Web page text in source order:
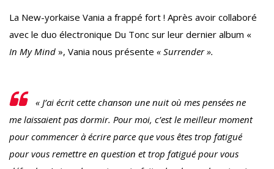
La New-yorkaise Vania a frappé fort ! Après avoir collaboré
avec le duo électronique Du Tonc sur leur dernier album «
In My Mind », Vania nous présente « Surrender ».
« J’ai écrit cette chanson une nuit où mes pensées ne
me laissaient pas dormir. Pour moi, c’est le meilleur moment
pour commencer à écrire parce que vous êtes trop fatigué
pour vous remettre en question et trop fatigué pour vous